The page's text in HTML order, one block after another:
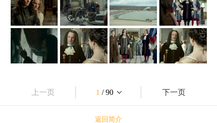
上一页 1 / 90 下一页
返回简介